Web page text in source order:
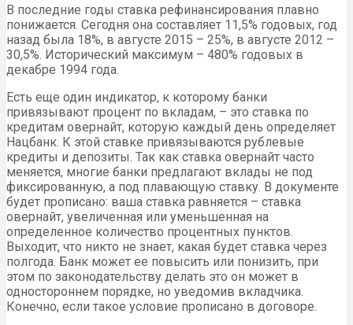
В последние годы ставка рефинансирования плавно
понижается. Сегодня она составляет 11,5% годовых, год
назад была 18%, в августе 2015 – 25%, в августе 2012 –
30,5%. Исторический максимум – 480% годовых в
декабре 1994 года.
Есть еще один индикатор, к которому банки
привязывают процент по вкладам, – это ставка по
кредитам овернайт, которую каждый день определяет
Нацбанк. К этой ставке привязываются рублевые
кредиты и депозиты. Так как ставка овернайт часто
меняется, многие банки предлагают вклады не под
фиксированную, а под плавающую ставку. В документе
будет прописано: ваша ставка равняется – ставка
овернайт, увеличенная или уменьшенная на
определенное количество процентных пунктов.
Выходит, что никто не знает, какая будет ставка через
полгода. Банк может ее повысить или понизить, при
этом по законодательству делать это он может в
одностороннем порядке, но уведомив вкладчика.
Конечно, если такое условие прописано в договоре.